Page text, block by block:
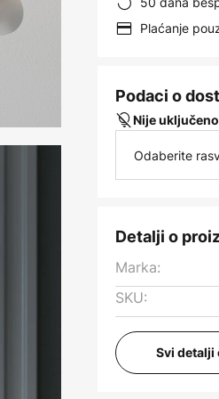
Plaćanje
Podaci o
Nije
Odaberite
Detalji o
Marka:
SKU:
Svi detalji